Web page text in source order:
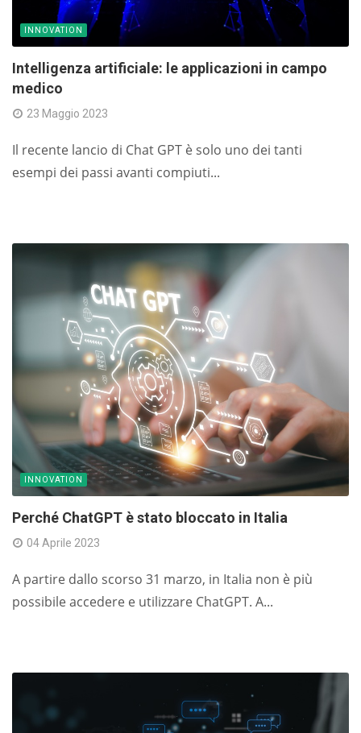
INNOVATION
Intelligenza artificiale: le applicazioni in campo
medico
23 Maggio 2023
Il recente lancio di Chat GPT è solo uno dei tanti
esempi dei passi avanti compiuti...
INNOVATION
Perché ChatGPT è stato bloccato in Italia
04 Aprile 2023
A partire dallo scorso 31 marzo, in Italia non è più
possibile accedere e utilizzare ChatGPT. A...